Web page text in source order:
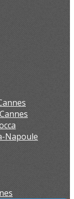
Napoule